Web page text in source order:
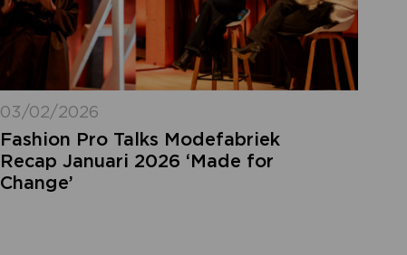
03/02/2026
Fashion Pro Talks Modefabriek
Recap Januari 2026 ‘Made for
Change’